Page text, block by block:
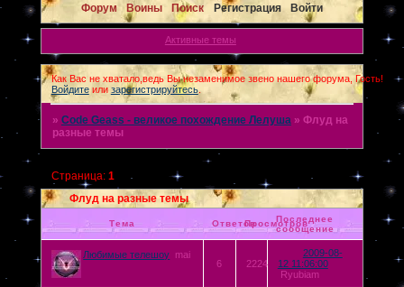
Форум Воины Поиск Регистрация Войти
Активные темы
Как Вас не хватало,ведь Вы незаменимое звено нашего форума, Гость!
Войдитеили зарегистрируйтесь.
» Code Geass - великое похождение Лелуша » Флуд на
разные темы
Флуд на разные темы
Страница: 1
Тема ОтветовПросмотров
Последнее
сообщение
Любимые телешоу mai
6
2224
2009-08-
12 11:06:00
Ryubiam